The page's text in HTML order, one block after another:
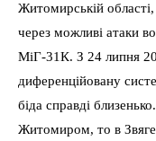
Житомирській
через можливі атаки
МіГ-31К. З 24 липня
диференційовану
біда справді
Житомиром, то в